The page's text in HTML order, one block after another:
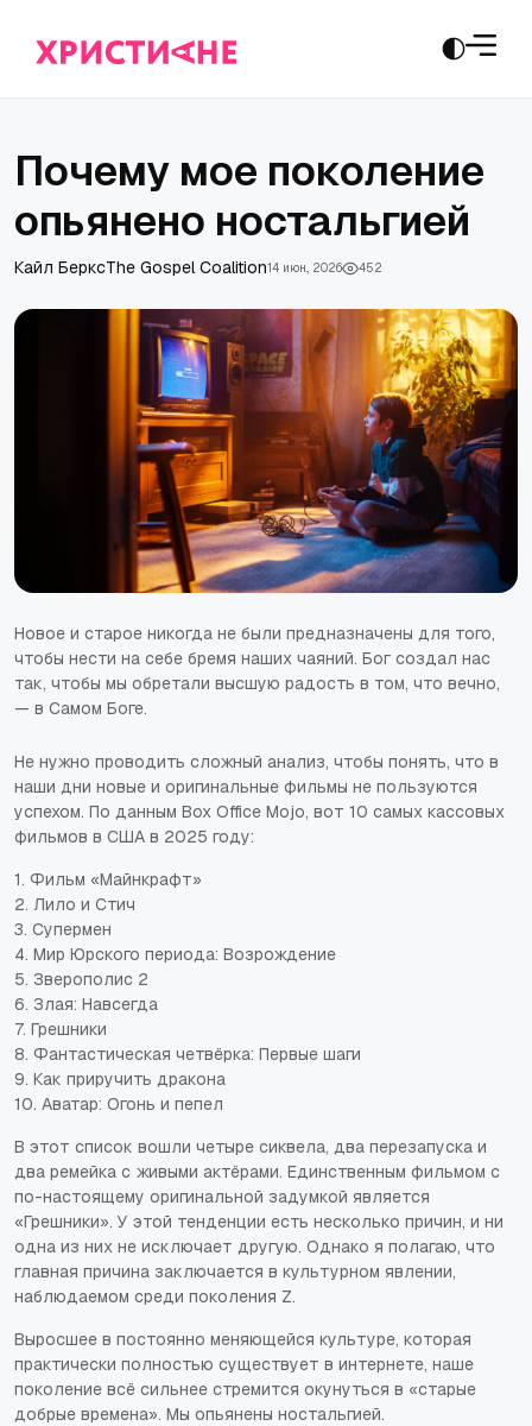
Почему мое поколение
опьянено ностальгией
Кайл БерксThe Gospel Coalition14 июн., 2026 452
Новое и старое никогда не были предназначены для того,
чтобы нести на себе бремя наших чаяний. Бог создал нас
так, чтобы мы обретали высшую радость в том, что вечно,
— в Самом Боге.
Не нужно проводить сложный анализ, чтобы понять, что в
наши дни новые и оригинальные фильмы не пользуются
успехом. По данным Box Office Mojo, вот 10 самых кассовых
фильмов в США в 2025 году:
1. Фильм «Майнкрафт»
2. Лило и Стич
3. Супермен
4. Мир Юрского периода: Возрождение
5. Зверополис 2
6. Злая: Навсегда
7. Грешники
8. Фантастическая четвёрка: Первые шаги
9. Как приручить дракона
10. Аватар: Огонь и пепел
В этот список вошли четыре сиквела, два перезапуска и
два ремейка с живыми актёрами. Единственным фильмом с
по-настоящему оригинальной задумкой является
«Грешники». У этой тенденции есть несколько причин, и ни
одна из них не исключает другую. Однако я полагаю, что
главная причина заключается в культурном явлении,
наблюдаемом среди поколения Z.
Выросшее в постоянно меняющейся культуре, которая
практически полностью существует в интернете, наше
поколение всё сильнее стремится окунуться в «старые
добрые времена». Мы опьянены ностальгией.